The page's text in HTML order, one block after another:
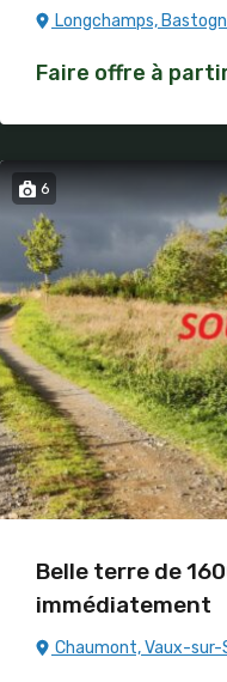
Longchamps,
Faire offre à
6
Belle terre de
immédiatement
Chaumont, Vaux-sur-